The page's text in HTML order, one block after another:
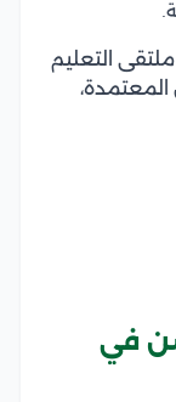
التعليم
في